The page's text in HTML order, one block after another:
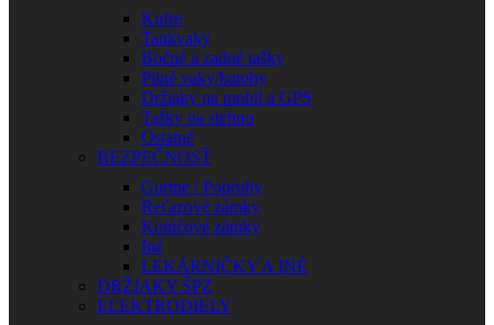
Kufre
Tankvaky
Bočné a zadné tašky
Pitné vaky/batohy
Držiaky na mobil a GPS
Tašky na stehno
Ostatné
BEZPEČNOSŤ
Gurtne / Popruhy
Reťazové zámky
Kotúčové zámky
Iné
LEKÁRNIČKY A INÉ
DRŽIAKY ŠPZ
ELEKTRODIELY